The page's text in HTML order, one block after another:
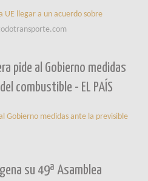
UE llegar a un acuerdo sobre
pide al Gobierno medidas
combustible - EL PAÍS
Gobierno medidas ante la previsible
su 49ª Asamblea